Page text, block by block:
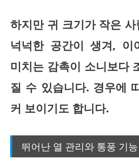
하지만 귀 크기가 작은
넉넉한 공간이 생겨, 이
미치는 감촉이 소니보다
질 수 있습니다. 경우에
커 보이기도 합니다.
뛰어난 열 관리와 통풍 기능